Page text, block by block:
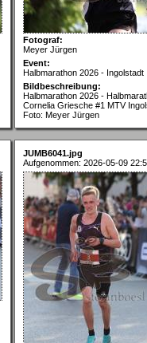
Fotograf:
Meyer Jürgen
Event:
Halbmarathon 2026 - Ingolstadt
Bildbeschreibung:
Halbmarathon 2026 -
Cornelia Griesche #1 MTV
Foto: Meyer Jürgen
JUMB6041.jpg
Aufgenommen: 2026-05-09